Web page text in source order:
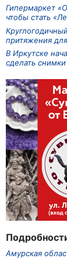
Гипермаркет
чтобы стать
притяжения
В Иркутске
сделать
Амурская